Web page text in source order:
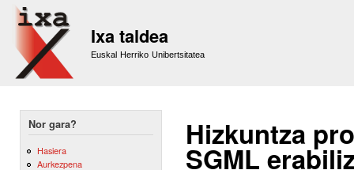
Ixa taldea
Euskal Herriko Unibertsitatea
Nor gara?
Hasiera
Aurkezpena
Hizkuntza
SGML